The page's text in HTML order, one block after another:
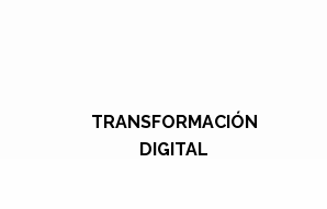
TRANSFORMACIÓN
DIGITAL